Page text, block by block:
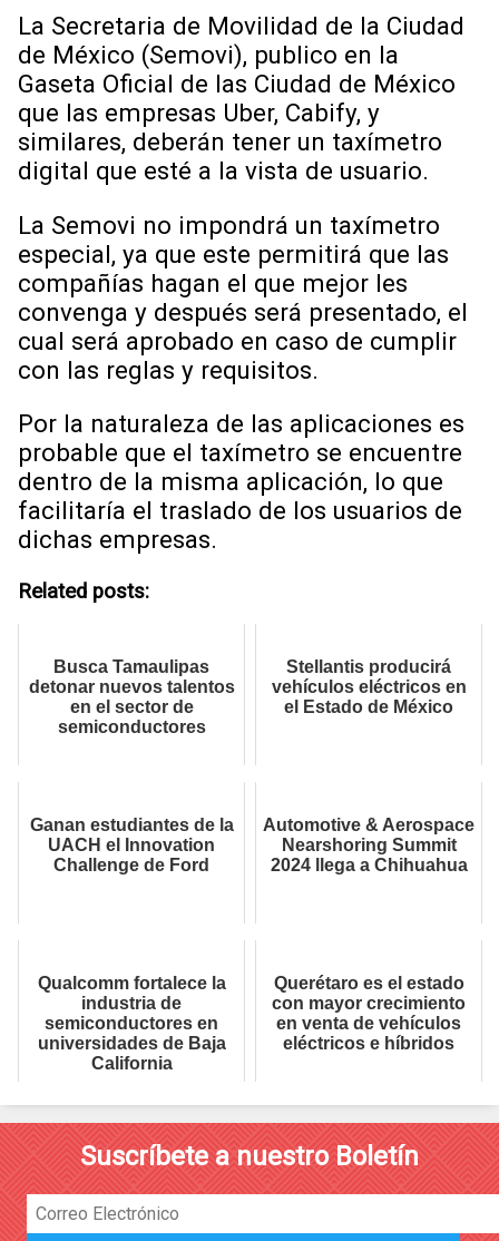
La Secretaria de Movilidad de la Ciudad
de México (Semovi), publico en la
Gaseta Oficial de las Ciudad de México
que las empresas Uber, Cabify, y
similares, deberán tener un taxímetro
digital que esté a la vista de usuario.
La Semovi no impondrá un taxímetro
especial, ya que este permitirá que las
compañías hagan el que mejor les
convenga y después será presentado, el
cual será aprobado en caso de cumplir
con las reglas y requisitos.
Por la naturaleza de las aplicaciones es
probable que el taxímetro se encuentre
dentro de la misma aplicación, lo que
facilitaría el traslado de los usuarios de
dichas empresas.
Related posts:
Busca Tamaulipas
detonar nuevos talentos
en el sector de
semiconductores
Stellantis producirá
vehículos eléctricos en
el Estado de México
Ganan estudiantes de la
UACH el Innovation
Challenge de Ford
Automotive & Aerospace
Nearshoring Summit
2024 llega a Chihuahua
Qualcomm fortalece la
industria de
semiconductores en
universidades de Baja
California
Querétaro es el estado
con mayor crecimiento
en venta de vehículos
eléctricos e híbridos
Suscríbete a nuestro Boletín